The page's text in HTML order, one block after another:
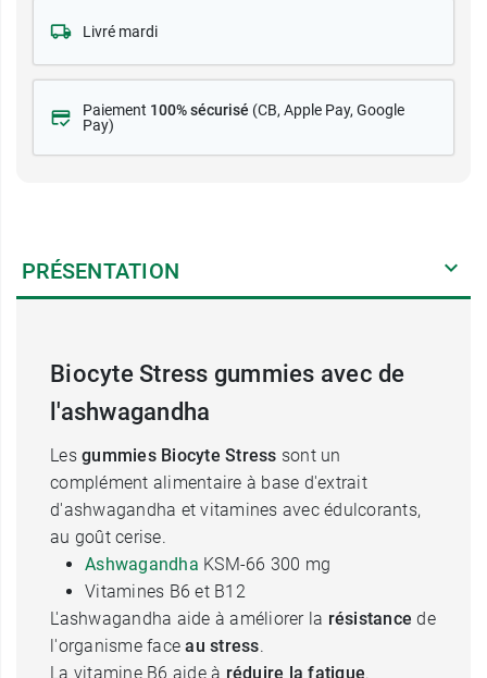
Livré mardi
Paiement 100% sécurisé (CB, Apple Pay, Google
Pay)
PRÉSENTATION
Biocyte Stress gummies avec de
l'ashwagandha
Les gummies Biocyte Stress sont un
complément alimentaire à base d'extrait
d'ashwagandha et vitamines avec édulcorants,
au goût cerise.
Ashwagandha KSM-66 300 mg
Vitamines B6 et B12
L'ashwagandha aide à améliorer la résistance de
l'organisme faceau stress.
La vitamine B6 aide à réduire la fatigue.